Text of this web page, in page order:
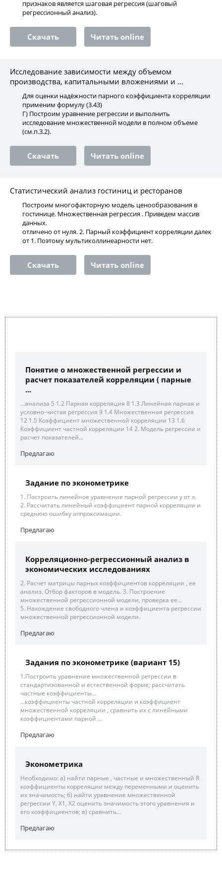
признаков является шаговая регрессия (шаговый
регрессионный анализ).
Скачать Читать online
Исследование зависимости между объемом
производства, капитальными вложениями и ...
Для оценки надёжности парного коэффициента корреляции
применим формулу (3.43)
Г) Построим уравнение регрессии и выполнить
исследование множественной модели в полном объеме
(см.п.3.2).
Скачать Читать online
Статистический анализ гостиниц и ресторанов
Построим многофакторную модель ценообразования в
гостинице. Множественная регрессия . Приведем массив
данных.
отличено от нуля. 2. Парный коэффициент корреляции далек
от 1. Поэтому мультиколлинеарности нет.
Скачать Читать online
Понятие о множественной регрессии и
расчет показателей корреляции ( парные
...
...анализа 5 1.2 Парная корреляция 8 1.3 Линейная парная и
условно-чистая регрессия 9 1.4 Множественная регрессия
12 1.5 Коэффициент множественной корреляции 13 1.6
Коэффициент частной корреляции 14 2. Модель регрессии и
расчет показателей...
Предлагаю
Задание по эконометрике
1. Построить линейное уравнение парной регрессии у от х.
2. Рассчитать линейный коэффициент парной корреляции и
среднюю ошибку аппроксимации.
Предлагаю
Корреляционно-регрессионный анализ в
экономических исследованиях
2. Расчет матрицы парных коэффициентов корреляции , ее
анализ. Отбор факторов в модель. 3. Построение
множественной регрессионной модели, проверка ее...
5. Нахождение свободного члена и коэффициента регрессии
множественной регрессионной модели.
Предлагаю
Задания по эконометрике (вариант 15)
1.Построить уравнение множественной регрессии в
стандартизованной и естественной форме; рассчитать
частные коэффициенты...
...коэффициенты частной корреляции и коэффициент
множественной корреляции , сравнить их с линейными
коэффициентами парной ...
Предлагаю
Эконометрика
Необходимо: а) найти парные , частные и множественный R
коэффициенты корреляции между переменными и оценить
их значимость; б) найти уравнение множественной
регрессии Y, X1, X2 оценить значимость этого уравнения и
его коэффициентов; в) сравнить...
Предлагаю